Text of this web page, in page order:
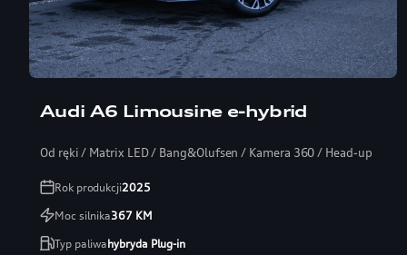
Audi A6 Limousine e-hybrid
Od ręki / Matrix LED / Bang&Olufsen / Kamera 360 / Head-up
Rok produkcji2025
Moc silnika367KM
Typ paliwahybryda Plug-in